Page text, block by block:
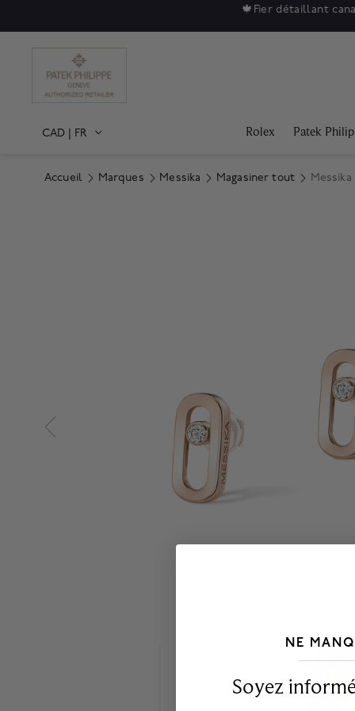
🍁 Fier détaillant
CAD | FR Rolex Patek
Accueil Marques Messika Magasiner tout
NE
Soyez